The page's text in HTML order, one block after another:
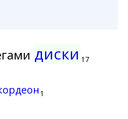
диски 17
1